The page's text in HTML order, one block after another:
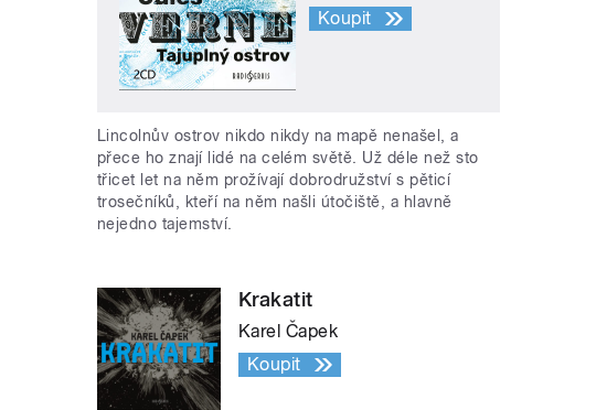
Koupit
Lincolnův ostrov nikdo nikdy na mapě nenašel, a
přece ho znají lidé na celém světě. Už déle než sto
třicet let na něm prožívají dobrodružství s pěticí
trosečníků, kteří na něm našli útočiště, a hlavně
nejedno tajemství.
Krakatit
Karel Čapek
Koupit